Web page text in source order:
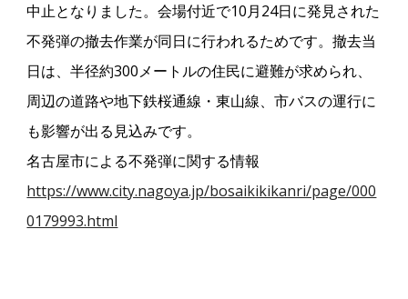
中止となりました。会場付近で10月24日に発見された
不発弾の撤去作業が同日に行われるためです。撤去当
日は、半径約300メートルの住民に避難が求められ、
周辺の道路や地下鉄桜通線・東山線、市バスの運行に
も影響が出る見込みです。
名古屋市による不発弾に関する情報
https://www.city.nagoya.jp/bosaikikikanri/page/000
0179993.html